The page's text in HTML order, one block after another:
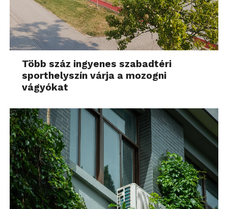
Több száz ingyenes szabadtéri
sporthelyszín várja a mozogni
vágyókat